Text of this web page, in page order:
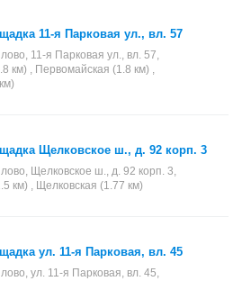
11-я Парковая ул., вл. 57
11-я Парковая ул., вл. 57,
км) , Первомайская (1.8 км) ,
Щелковское ш., д. 92 корп. 3
Щелковское ш., д. 92 корп. 3,
км) , Щелковская (1.77 км)
ул. 11-я Парковая, вл. 45
ул. 11-я Парковая, вл. 45,